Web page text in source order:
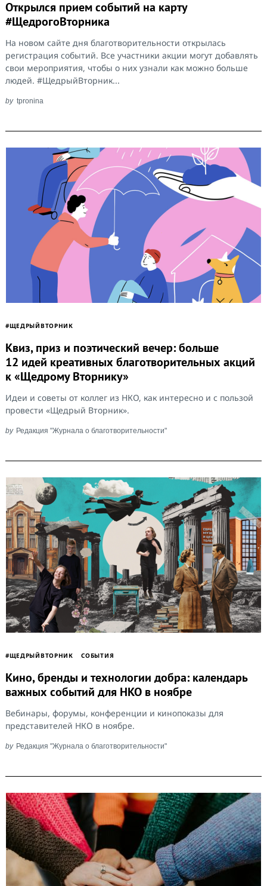
Открылся прием событий на карту
#ЩедрогоВторника
На новом сайте дня благотворительности открылась
регистрация событий. Все участники акции могут добавлять
свои мероприятия, чтобы о них узнали как можно больше
людей. #ЩедрыйВторник...
by tpronina
#ЩЕДРЫЙВТОРНИК
Квиз, приз и поэтический вечер: больше
12 идей креативных благотворительных акций
к «Щедрому Вторнику»
Идеи и советы от коллег из НКО, как интересно и с пользой
провести «Щедрый Вторник».
by Редакция "Журнала о благотворительности"
#ЩЕДРЫЙВТОРНИК СОБЫТИЯ
Кино, бренды и технологии добра: календарь
важных событий для НКО в ноябре
Вебинары, форумы, конференции и кинопоказы для
представителей НКО в ноябре.
by Редакция "Журнала о благотворительности"